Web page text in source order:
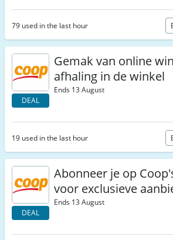
79 used in the last hour
DEAL
Gemak van online
afhaling in de winkel
Ends 13 August
19 used in the last hour
DEAL
Abonneer je op
voor exclusieve
Ends 13 August